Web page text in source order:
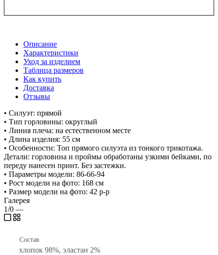
Описание
Характеристики
Уход за изделием
Таблица размеров
Как купить
Доставка
Отзывы
• Силуэт: прямой
• Тип горловины: округлый
• Линия плеча: на естественном месте
• Длина изделия: 55 см
• Особенности: Топ прямого силуэта из тонкого трикотажа.
Детали: горловина и проймы обработаны узкими бейками, по
переду нанесен принт. Без застежки.
• Параметры модели: 86-66-94
• Рост модели на фото: 168 см
• Размер модели на фото: 42 р-р
Галерея
1/0 —
Состав
хлопок 98%, эластан 2%